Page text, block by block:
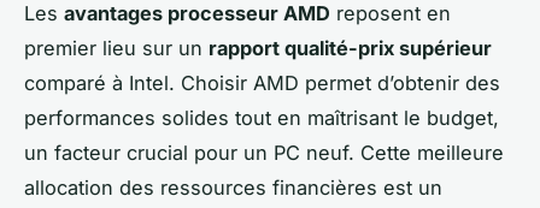
Les avantages processeur AMD reposent en
premier lieu sur un rapport qualité-prix supérieur
comparé à Intel. Choisir AMD permet d’obtenir des
performances solides tout en maîtrisant le budget,
un facteur crucial pour un PC neuf. Cette meilleure
allocation des ressources financières est un